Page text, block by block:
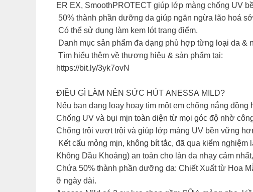
ER EX, SmoothPROTECT giúp lớp màng chống UV
50% thành phần dưỡng da giúp ngăn ngừa lão hoá
Có thể sử dụng làm kem lót trang điểm.
Danh mục sản phẩm đa dạng phù hợp từng loại da &
Tìm hiểu thêm về thương hiệu & sản phẩm tại:
https://bit.ly/3yk7ovN
ĐIỀU GÌ LÀM NÊN SỨC HÚT ANESSA MILD?
Nếu bạn đang loay hoay tìm một em chống nắng
Chống UV và bụi mịn toàn diện từ mọi góc độ nhờ
Chống trôi vượt trội và giúp lớp màng UV bền vững
Kết cấu mỏng mịn, không bít tắc, đã qua kiểm
Không Dầu Khoáng) an toàn cho làn da nhạy cảm
Chứa 50% thành phần dưỡng da: Chiết Xuất từ Hoa
ỡ ngày dài.